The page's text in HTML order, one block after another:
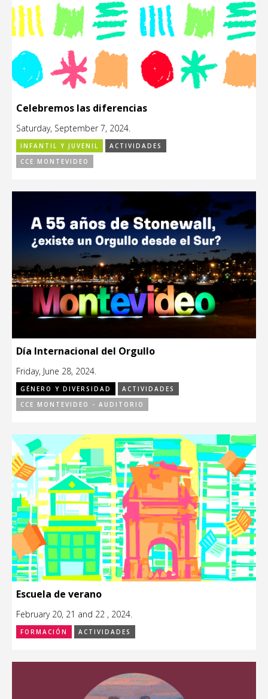
Celebremos las diferencias
Saturday, September 7, 2024.
INFANTIL Y JUVENIL
ACTIVIDADES
CCE MONTEVIDEO
Día Internacional del Orgullo
Friday, June 28, 2024.
GÉNERO Y DIVERSIDAD
ACTIVIDADES
CCE MONTEVIDEO - AUDITORIO
Escuela de verano
February 20, 21 and 22 , 2024.
FORMACIÓN ACTIVIDADES